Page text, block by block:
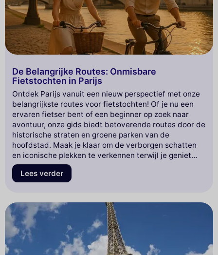
De Belangrijke Routes: Onmisbare
Fietstochten in Parijs
Ontdek Parijs vanuit een nieuw perspectief met onze
belangrijkste routes voor fietstochten! Of je nu een
ervaren fietser bent of een beginner op zoek naar
avontuur, onze gids biedt betoverende routes door de
historische straten en groene parken van de
hoofdstad. Maak je klaar om de verborgen schatten
en iconische plekken te verkennen terwijl je geniet
van de vrijheid die fietsen biedt. Ga met ons mee voor
een onvergetelijke ervaring en laat je inspireren door
Lees verder